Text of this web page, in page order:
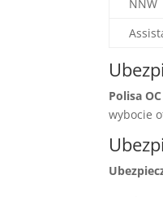
NNW
Polisa OC
wybocie